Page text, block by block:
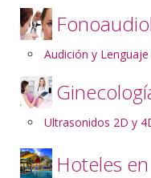
Audición y Lenguaje
Ultrasonidos 2D y
Hoteles